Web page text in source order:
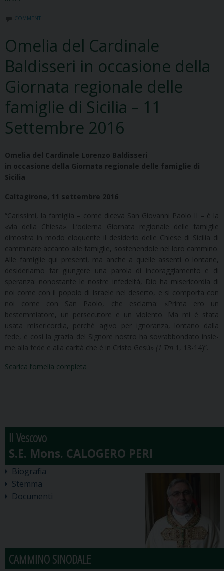
COMMENT
Omelia del Cardinale
Baldisseri in occasione della
Giornata regionale delle
famiglie di Sicilia – 11
Settembre 2016
Omelia del Cardinale Lorenzo Baldisseri
in occasione della Giornata regionale delle famiglie di
Sicilia
Caltagirone, 11 settembre 2016
“Carissimi, la famiglia – come diceva San Giovanni Paolo II – è la
«via della Chie­sa». L’odierna Giornata regionale delle famiglie
dimostra in modo eloquente il desi­derio delle Chiese di Sicilia di
camminare accanto alle famiglie, sostenendole nel loro cammino.
Alle famiglie qui presenti, ma anche a quelle assenti o lontane,
desideria­mo far giungere una parola di incoraggiamento e di
speranza: nonostante le nostre in­fedeltà, Dio ha misericordia di
noi come con il popolo di Israele nel deserto, e si comporta con
noi come con San Paolo, che esclama: «Prima ero un
bestemmiatore, un persecutore e un violento. Ma mi è stata
usata misericordia, perché agivo per igno­ranza, lontano dalla
fede, e così la grazia del Signore nostro ha sovrabbondato insie­
me alla fede e alla carità che è in Cristo Gesù» (1 Tm 1, 13-14)”.
Scarica l’omelia completa
Il Vescovo
Biografia
Stemma
Documenti
CAMMINO SINODALE